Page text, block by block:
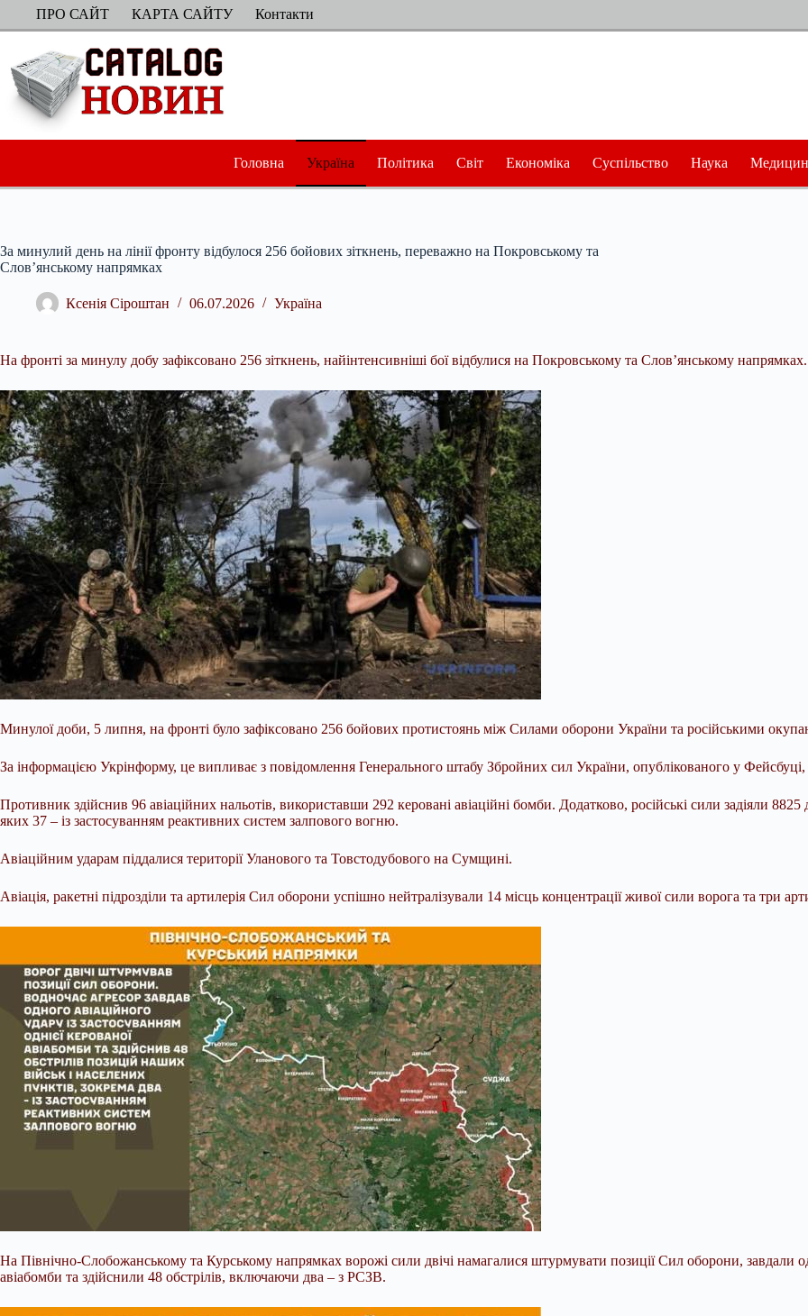
ПерейтиПРО САЙТ КАРТА САЙТУ Контакти
Головна Україна Політика Світ Економіка Суспільство Наука
За минулий день на лінії фронту відбулося 256 бойових зіткнень, переважно на Покровському та
Слов’янському напрямках
Ксенія Сіроштан 06.07.2026 Україна
На фронті за минулу добу зафіксовано 256 зіткнень, найінтенсивніші бої відбулися на Покровському та Слов’янському
Минулої доби, 5 липня, на фронті було зафіксовано 256 бойових протистоянь між Силами оборони України та російськими
За інформацією Укрінформу, це випливає з повідомлення Генерального штабу Збройних сил України, опублікованого у
Противник здійснив 96 авіаційних нальотів, використавши 292 керовані авіаційні бомби. Додатково, російські сили задіяли
яких 37 – із застосуванням реактивних систем залпового вогню.
Авіаційним ударам піддалися території Уланового та Товстодубового на Сумщині.
Авіація, ракетні підрозділи та артилерія Сил оборони успішно нейтралізували 14 місць концентрації живої сили ворога та три
На Північно-Слобожанському та Курському напрямках ворожі сили двічі намагалися штурмувати позиції Сил оборони, завдали
авіабомби та здійснили 48 обстрілів, включаючи два – з РСЗВ.